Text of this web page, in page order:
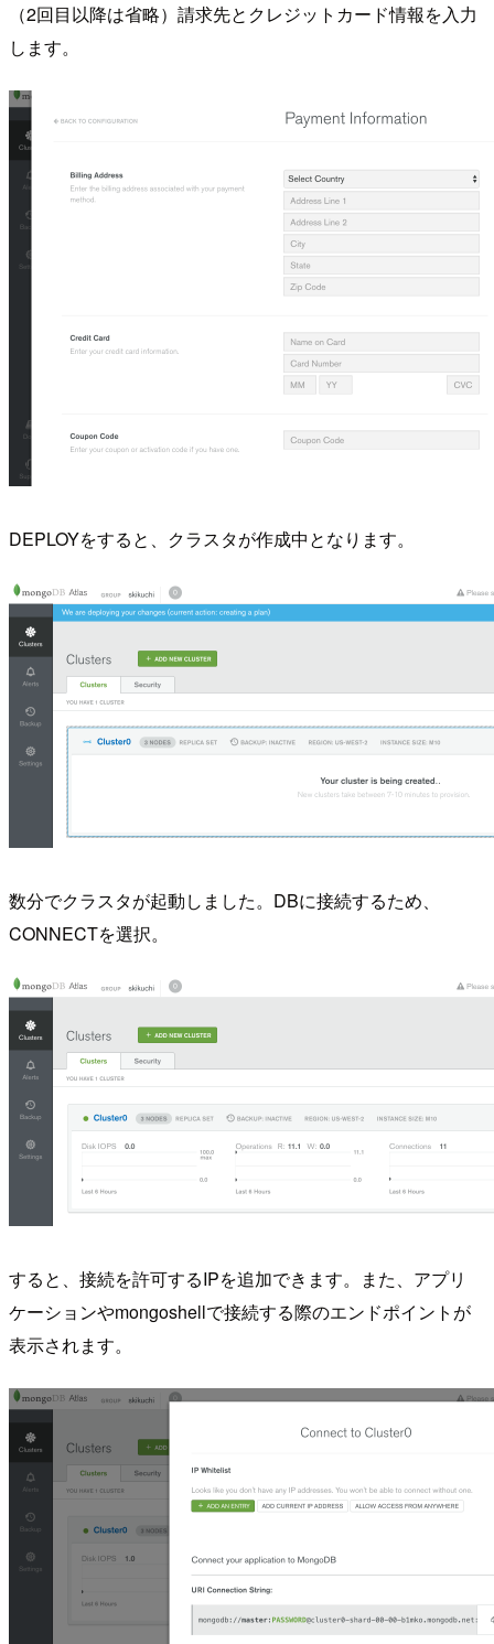
（2回目以降は省略）請求先とクレジットカード情報を入力
します。
DEPLOYをすると、クラスタが作成中となります。
数分でクラスタが起動しました。DBに接続するため、
CONNECTを選択。
すると、接続を許可するIPを追加できます。また、アプリ
ケーションやmongoshellで接続する際のエンドポイントが
表示されます。